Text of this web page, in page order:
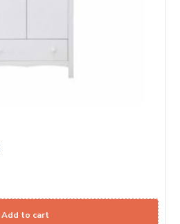
Add to cart